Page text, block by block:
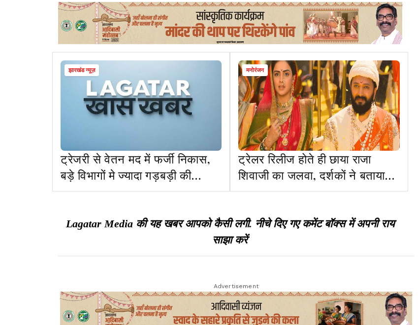
झारखंड न्यूज़
ट्रेजरी से वेतन मद में फर्जी निकास,
बड़े विभागों मे ज्यादा गड़बड़ी की
आशंका
मनोरंजन
ट्रेलर रिलीज होते ही छाया राजा
शिवाजी का जलवा, दर्शकों ने बताया
ब्लॉकबस्टर
Lagatar Media की यह खबर आपको कैसी लगी. नीचे दिए गए कमेंट बॉक्स में अपनी राय
साझा करें
Advertisement